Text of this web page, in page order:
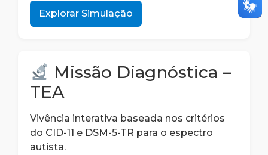
Explorar Simulação
Missão Diagnóstica –
TEA
Vivência interativa baseada nos critérios
do CID-11 e DSM-5-TR para o espectro
autista.